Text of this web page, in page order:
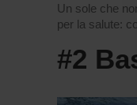
Un sole che
per la salute:
#2